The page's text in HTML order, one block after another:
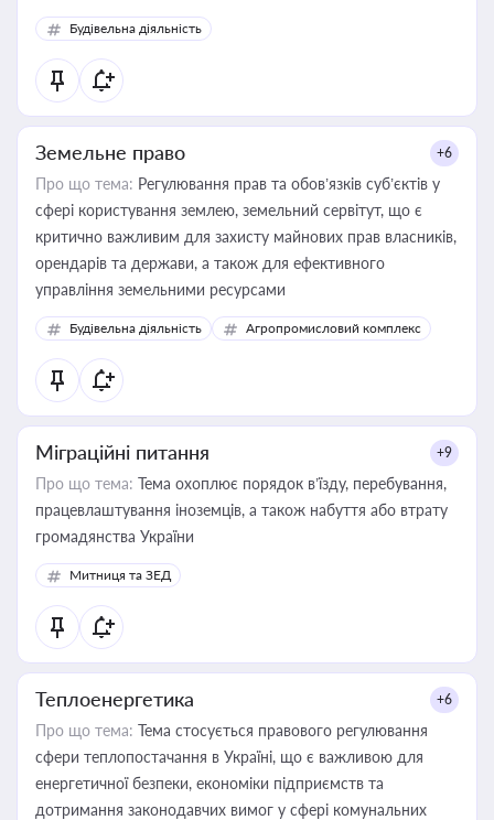
Будівельна діяльність
Земельне право +6
Про що тема: Регулювання прав та обов’язків суб’єктів у
сфері користування землею, земельний сервітут, що є
критично важливим для захисту майнових прав власників,
орендарів та держави, а також для ефективного
управління земельними ресурсами
Будівельна діяльність Агропромисловий комплекс
Міграційні питання +9
Про що тема: Тема охоплює порядок в’їзду, перебування,
працевлаштування іноземців, а також набуття або втрату
громадянства України
Митниця та ЗЕД
Теплоенергетика +6
Про що тема: Тема стосується правового регулювання
сфери теплопостачання в Україні, що є важливою для
енергетичної безпеки, економіки підприємств та
дотримання законодавчих вимог у сфері комунальних